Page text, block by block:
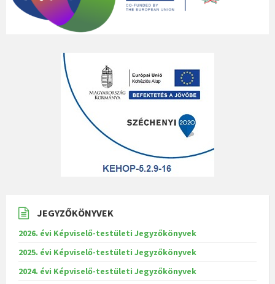
JEGYZŐKÖNYVEK
2026. évi Képviselő-testületi Jegyzőkönyvek
2025. évi Képviselő-testületi Jegyzőkönyvek
2024. évi Képviselő-testületi Jegyzőkönyvek